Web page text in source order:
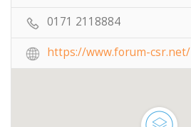
0171 2118884
https://www.forum-csr.net/